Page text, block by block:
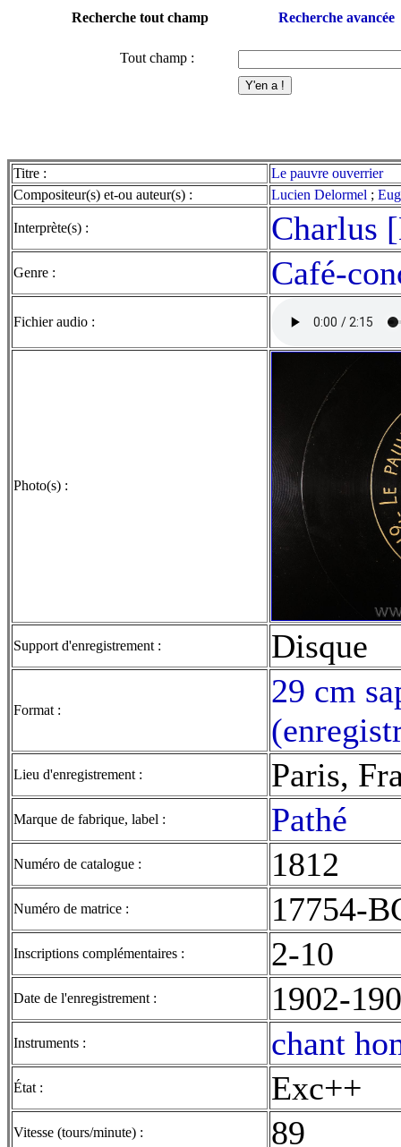
Recherche tout champ Recherche avancée
Tout champ :
Titre :
Le pauvre ouverrier
Compositeur(s) et-ou auteur(s) :
Lucien Delormel ;
Interprète(s) : Charlus
Genre : Café-
Fichier audio :
Photo(s) :
Support d'enregistrement : Disque
Format :
29 cm
Lieu d'enregistrement : Paris,
Marque de fabrique, label : Pathé
Numéro de catalogue : 1812
Numéro de matrice : 17754-
Inscriptions complémentaires : 2-10
Date de l'enregistrement : 1902-
Instruments : chant
État : Exc++
Vitesse (tours/minute) : 89